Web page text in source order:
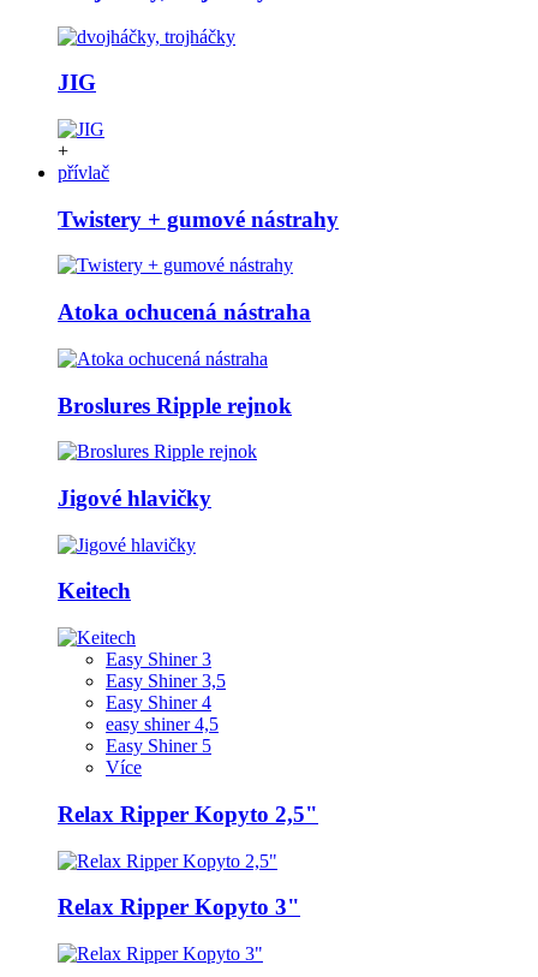
JIG
+
přívlač
Twistery + gumové nástrahy
Atoka ochucená nástraha
Broslures Ripple rejnok
Jigové hlavičky
Keitech
Easy Shiner 3
Easy Shiner 3,5
Easy Shiner 4
easy shiner 4,5
Easy Shiner 5
Více
Relax Ripper Kopyto 2,5"
Relax Ripper Kopyto 3"